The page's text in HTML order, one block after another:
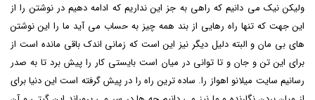
ولیکن نیک می دانیم که راهی به جز این نداریم که ادامه دهیم در نوشتن را از
این جهت که تنها راه رهایی از بند همه چیز به حساب می آید ما را این نوشتن
های بی مان و البته دلیل دیگر نیز این است که زمانی اندک باقی مانده است از
برای این تن و جان و تا توانی در میان است بایستی کار را پیش برد تا به صدر
رسانیم سایت میلانو اهواز را. ساده ترین راه را در پیش گرفته است این دنیا برای